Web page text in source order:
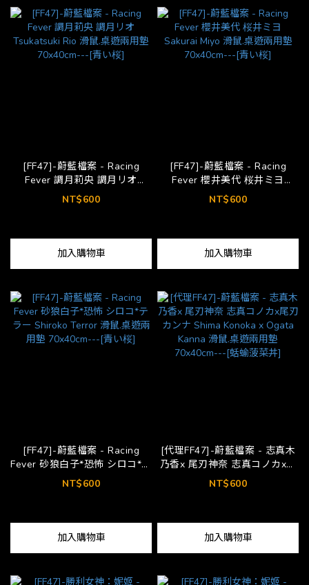
[FF47]-蔚藍檔案 - Racing
Fever 調月莉央 調月リオ
Tsukatsuki Rio 滑鼠.桌遊兩用
墊 70x40cm---[青い桜]
NT$600
加入購物車
[FF47]-蔚藍檔案 - Racing
Fever 櫻井美代 桜井ミヨ
Sakurai Miyo 滑鼠.桌遊兩用墊
70x40cm---[青い桜]
NT$600
加入購物車
[FF47]-蔚藍檔案 - Racing
Fever 砂狼白子*恐怖 シロコ*テ
ラー Shiroko Terror 滑鼠.桌遊
兩用墊 70x40cm---[青い桜]
NT$600
加入購物車
[代理FF47]-蔚藍檔案 - 志真木
乃香x 尾刃神奈 志真コノカx尾
刃カンナ Shima Konoka x
Ogata Kanna 滑鼠.桌遊兩用墊
NT$600
加入購物車